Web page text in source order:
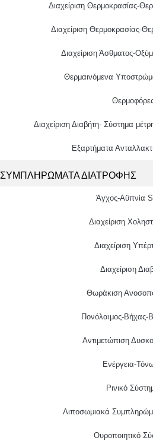
Διαχείριση Θερμοκρασίας-
Διαχείριση Θερμοκρασίας-
Διαχείριση Άσθματος-
Θερμαινόμενα
Διαχείριση Διαβήτη- Σύστημα
Εξαρτήματα
ΣΥΜΠΛΗΡΩΜΑΤΑ ΔΙΑΤΡΟΦΗΣ
Άγχος-Αϋπνία
Διαχείριση
Διαχείριση
Διαχείριση
Θωράκιση
Πονόλαιμος-Βήχας-
Αντιμετώπιση
Eνέργεια-
Ρινικό
Λιποσωμιακά
Ουροποιητικό